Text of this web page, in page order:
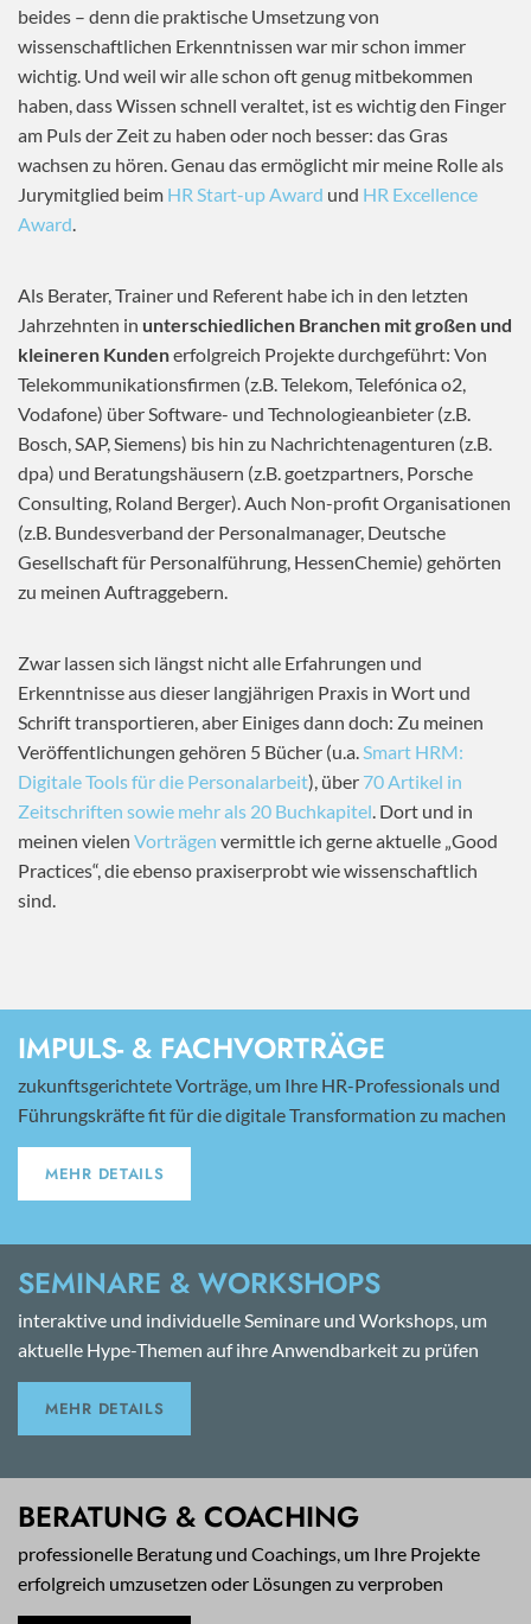
beides – denn die praktische Umsetzung von
wissenschaftlichen Erkenntnissen war mir schon immer
wichtig. Und weil wir alle schon oft genug mitbekommen
haben, dass Wissen schnell veraltet, ist es wichtig den Finger
am Puls der Zeit zu haben oder noch besser: das Gras
wachsen zu hören. Genau das ermöglicht mir meine Rolle als
Jurymitglied beim HR Start-up Award und HR Excellence
Award.
Als Berater, Trainer und Referent habe ich in den letzten
Jahrzehnten in unterschiedlichen Branchen mit großen und
kleineren Kundenerfolgreich Projekte durchgeführt: Von
Telekommunikationsfirmen (z.B. Telekom, Telefónica o2,
Vodafone) über Software- und Technologieanbieter (z.B.
Bosch, SAP, Siemens) bis hin zu Nachrichtenagenturen (z.B.
dpa) und Beratungshäusern (z.B. goetzpartners, Porsche
Consulting, Roland Berger). Auch Non-profit Organisationen
(z.B. Bundesverband der Personalmanager, Deutsche
Gesellschaft für Personalführung, HessenChemie) gehörten
zu meinen Auftraggebern.
Zwar lassen sich längst nicht alle Erfahrungen und
Erkenntnisse aus dieser langjährigen Praxis in Wort und
Schrift transportieren, aber Einiges dann doch: Zu meinen
Veröffentlichungen gehören 5 Bücher (u.a.Smart HRM:
Digitale Tools für die Personalarbeit), über 70 Artikel in
Zeitschriften sowie mehr als 20 Buchkapitel. Dort und in
meinen vielen Vorträgen vermittle ich gerne aktuelle „Good
Practices“, die ebenso praxiserprobt wie wissenschaftlich
sind.
IMPULS- & FACHVORTRÄGE
zukunftsgerichtete Vorträge, um Ihre HR-Professionals und
Führungskräfte fit für die digitale Transformation zu machen
MEHR DETAILS
SEMINARE & WORKSHOPS
interaktive und individuelle Seminare und Workshops, um
aktuelle Hype-Themen auf ihre Anwendbarkeit zu prüfen
MEHR DETAILS
BERATUNG & COACHING
professionelle Beratung und Coachings, um Ihre Projekte
erfolgreich umzusetzen oder Lösungen zu verproben